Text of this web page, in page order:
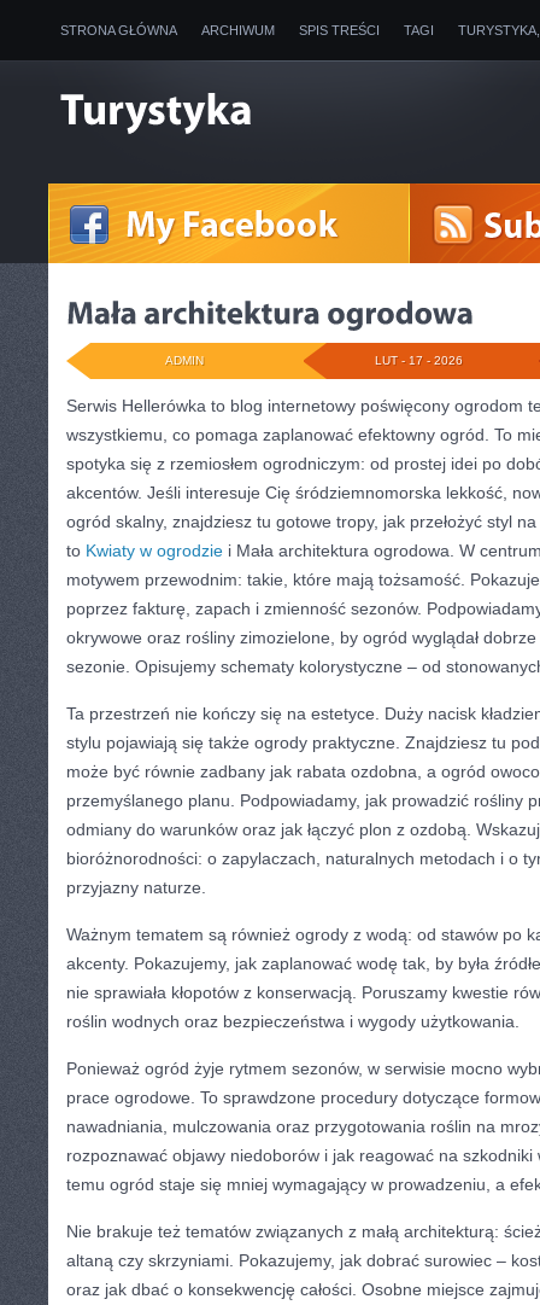
STRONA GŁÓWNA ARCHIWUM SPIS TREŚCI TAGI
LUT - 17 - 2026
ADMIN
Serwis Hellerówka to blog internetowy poświęcony ogrodom
wszystkiemu, co pomaga zaplanować efektowny ogród. To
spotyka się z rzemiosłem ogrodniczym: od prostej idei po
akcentów. Jeśli interesuje Cię śródziemnomorska lekkość,
ogród skalny, znajdziesz tu gotowe tropy, jak przełożyć styl
to Kwiaty w ogrodzie i Mała architektura ogrodowa. W
motywem przewodnim: takie, które mają tożsamość.
poprzez fakturę, zapach i zmienność sezonów.
okrywowe oraz rośliny zimozielone, by ogród wyglądał
sezonie. Opisujemy schematy kolorystyczne – od
Ta przestrzeń nie kończy się na estetyce. Duży nacisk
stylu pojawiają się także ogrody praktyczne. Znajdziesz tu
może być równie zadbany jak rabata ozdobna, a ogród
przemyślanego planu. Podpowiadamy, jak prowadzić rośliny
odmiany do warunków oraz jak łączyć plon z ozdobą.
bioróżnorodności: o zapylaczach, naturalnych metodach i o
przyjazny naturze.
Ważnym tematem są również ogrody z wodą: od stawów po
akcenty. Pokazujemy, jak zaplanować wodę tak, by była
nie sprawiała kłopotów z konserwacją. Poruszamy kwestie
roślin wodnych oraz bezpieczeństwa i wygody użytkowania.
Ponieważ ogród żyje rytmem sezonów, w serwisie mocno
prace ogrodowe. To sprawdzone procedury dotyczące
nawadniania, mulczowania oraz przygotowania roślin na
rozpoznawać objawy niedoborów i jak reagować na szkodniki
temu ogród staje się mniej wymagający w prowadzeniu, a
Nie brakuje też tematów związanych z małą architekturą:
altaną czy skrzyniami. Pokazujemy, jak dobrać surowiec –
oraz jak dbać o konsekwencję całości. Osobne miejsce